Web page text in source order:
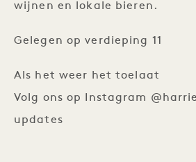
wijnen en lokale bieren.
Gelegen op verdieping 11
Als het weer het toelaat
Volg ons op Instagram
updates